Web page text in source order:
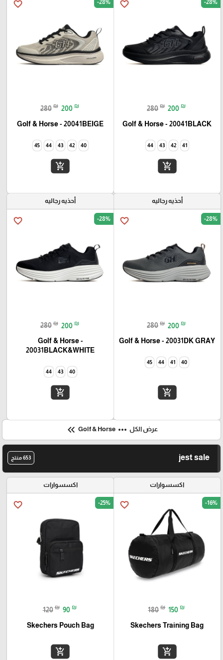
favorite_border -28%
280 ₪ 200 ₪
Golf & Horse - 20041BLACK
41
42
43
44
add_shopping_cart
favorite_border -28%
280 ₪ 200 ₪
Golf & Horse - 20041BEIGE
40
42
43
44
45
add_shopping_cart
أحذيه رجاليه
favorite_border -28%
280 ₪ 200 ₪
Golf & Horse - 20031DK GRAY
40
41
44
45
add_shopping_cart
أحذيه رجاليه
favorite_border -28%
280 ₪ 200 ₪
Golf & Horse -
20031BLACK&WHITE
40
43
44
add_shopping_cart
عرض الكل more_horiz
keyboard_double_arrow_left
jest sale 653 منتج
اكسسوارات
favorite_border -16%
180 ₪ 150 ₪
Skechers Training Bag
add_shopping_cart
اكسسوارات
favorite_border -25%
120 ₪ 90 ₪
Skechers Pouch Bag
add_shopping_cart